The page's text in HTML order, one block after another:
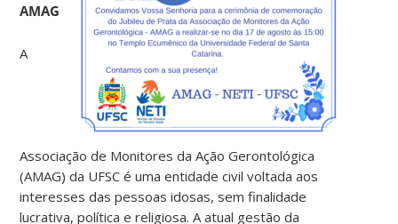
AMAG
A
Associação de Monitores da Ação Gerontológica
(AMAG) da UFSC é uma entidade civil voltada aos
interesses das pessoas idosas, sem finalidade
lucrativa, política e religiosa. A atual gestão da